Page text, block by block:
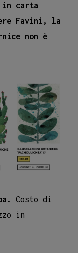
in carta
Favini, la
non è
Costo di
in